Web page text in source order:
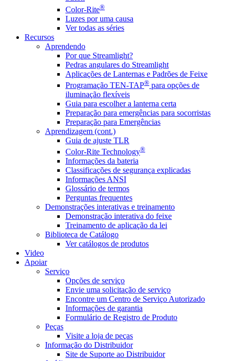
Color-Rite®
Luzes por uma causa
Ver todas as séries
Recursos
Aprendendo
Por que Streamlight?
Pedras angulares do Streamlight
Aplicações de Lanternas e Padrões de Feixe
Programação TEN-TAP® para opções de
iluminação flexíveis
Guia para escolher a lanterna certa
Preparação para emergências para socorristas
Preparação para Emergências
Aprendizagem (cont.)
Guia de ajuste TLR
Color-Rite Technology®
Informações da bateria
Classificações de segurança explicadas
Informações ANSI
Glossário de termos
Perguntas frequentes
Demonstrações interativas e treinamento
Demonstração interativa do feixe
Treinamento de aplicação da lei
Biblioteca de Catálogo
Ver catálogos de produtos
Video
Apoiar
Serviço
Opções de serviço
Envie uma solicitação de serviço
Encontre um Centro de Serviço Autorizado
Informações de garantia
Formulário de Registro de Produto
Peças
Visite a loja de peças
Informação do Distribuidor
Site de Suporte ao Distribuidor